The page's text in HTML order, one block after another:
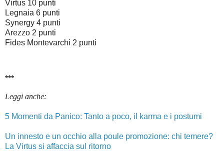
Virtus 10 punti
Legnaia 6 punti
Synergy 4 punti
Arezzo 2 punti
Fides Montevarchi 2 punti
***
Leggi anche:
5 Momenti da Panico: Tanto a poco, il karma e i postumi
Un innesto e un occhio alla poule promozione: chi temere?
La Virtus si affaccia sul ritorno